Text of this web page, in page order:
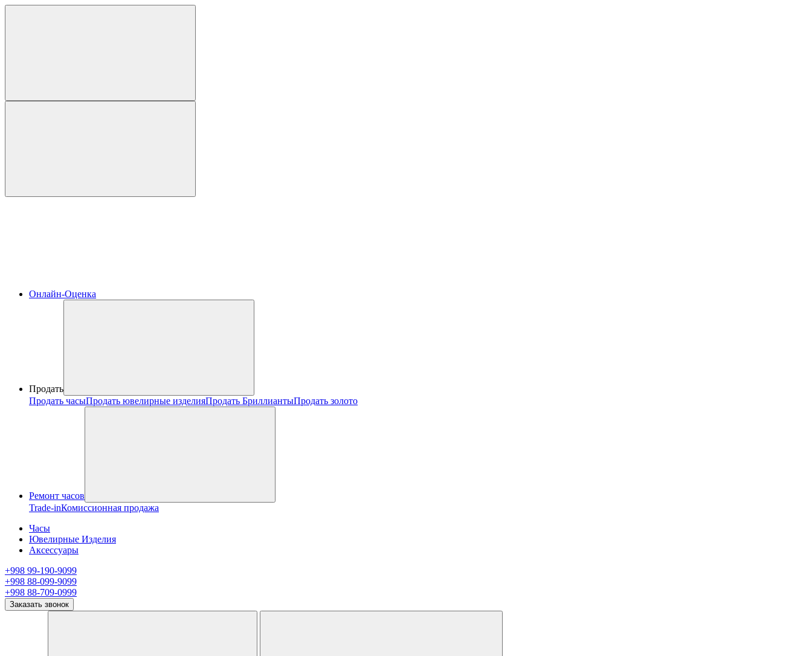
Онлайн-Оценка
Продать
Продать часыПродать ювелирные изделияПродать БриллиантыПродать золото
Ремонт часов
Trade-inКомиссионная продажа
Часы
Ювелирные Изделия
Аксессуары
+998 99-190-9099
+998 88-099-9099
+998 88-709-0999
Заказать звонок